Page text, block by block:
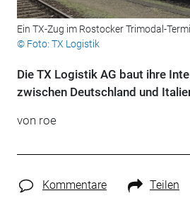
Ein TX-Zug im Rostocker Trimodal-
© Foto: TX Logistik
Die TX Logistik AG baut ihre
zwischen Deutschland und
von roe
Kommentare Teilen